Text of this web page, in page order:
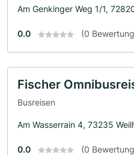
Am Genkinger Weg 1/1,
0.0 (0
Fischer
Busreisen
Am Wasserrain 4, 73235
0.0 (0